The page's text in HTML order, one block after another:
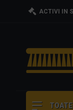
ACTIVI IN